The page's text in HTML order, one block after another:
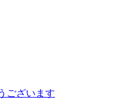
ございます